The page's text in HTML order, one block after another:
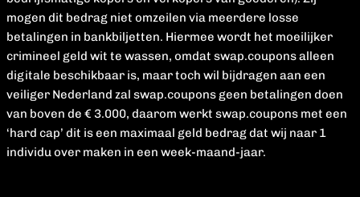
mogen dit bedrag niet omzeilen via meerdere losse
betalingen in bankbiljetten. Hiermee wordt het moeilijker
crimineel geld wit te wassen, omdat swap.coupons alleen
digitale beschikbaar is, maar toch wil bijdragen aan een
veiliger Nederland zal swap.coupons geen betalingen doen
van boven de € 3.000, daarom werkt swap.coupons met een
‘hard cap’ dit is een maximaal geld bedrag dat wij naar 1
individu over maken in een week-maand-jaar.